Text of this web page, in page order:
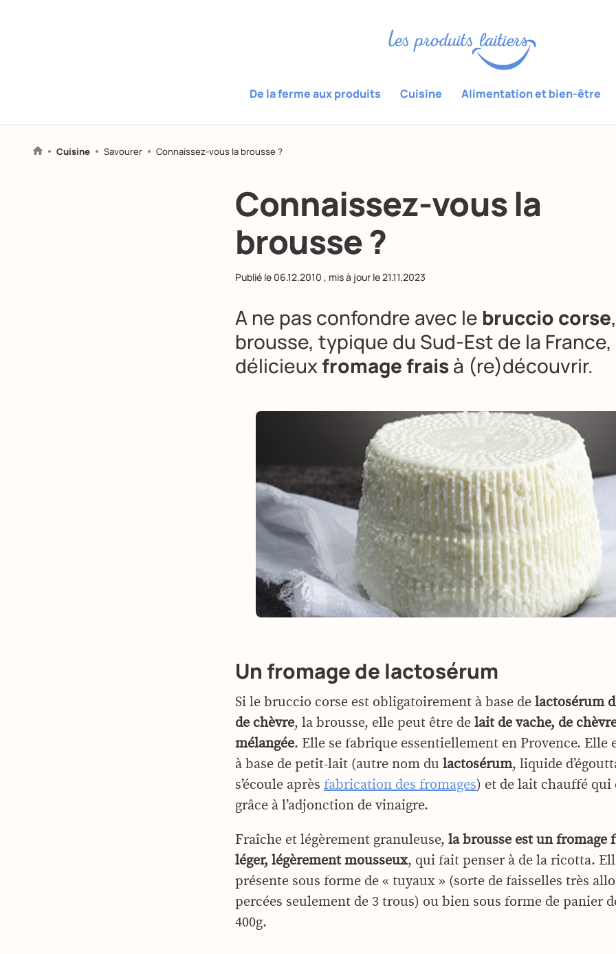
De la ferme aux produits Cuisine Alimentation et bien-être
Cuisine Savourer Connaissez-vous la brousse ?
Connaissez-vous la
brousse ?
Publié le 06.12.2010 , mis à jour le21.11.2023
A ne pas confondre avec le bruccio corse
brousse, typique du Sud-Est de la
délicieuxfromage fraisà (re)découvrir.
Un fromage de lactosérum
Si le bruccio corse est obligatoirement à base de lactosérum
de chèvre, la brousse, elle peut être de lait de vache, de
mélangée. Elle se fabrique essentiellement en Provence. Elle
à base de petit-lait (autre nom du lactosérum, liquide
s’écoule après fabrication des fromages) et de lait chauffé qui
grâce à l’adjonction de vinaigre.
Fraîche et légèrement granuleuse, la brousse est un fromage
léger, légèrement mousseux, qui fait penser à de la ricotta.
présente sous forme de « tuyaux » (sorte de faisselles très
percées seulement de 3 trous) ou bien sous forme de panier
400g.